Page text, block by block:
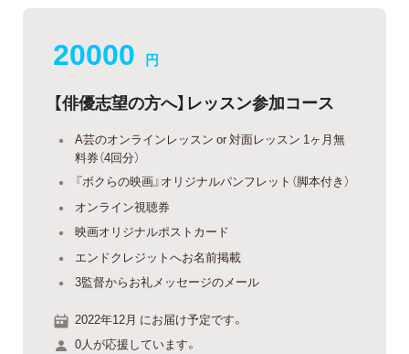
20000 円
【俳優志望の方へ】レッスン参加コース
A芸のオンラインレッスン or 対面レッスン 1ヶ月無
料券（4回分）
『ボクらの映画』オリジナルパンフレット（脚本付き）
オンライン視聴券
映画オリジナルポストカード
エンドクレジットへお名前掲載
3監督からお礼メッセージのメール
2022年12月 にお届け予定です。
0人が応援しています。